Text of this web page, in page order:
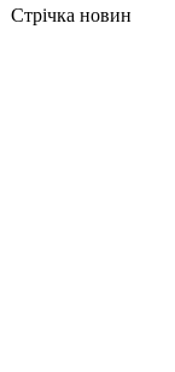
Стрічка новин